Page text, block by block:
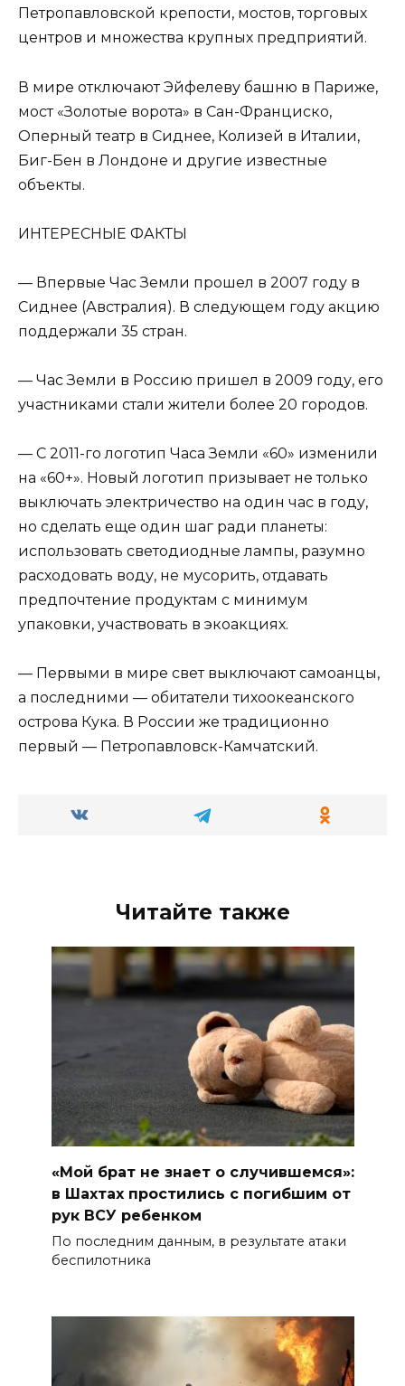
Петропавловской крепости, мостов, торговых
центров и множества крупных предприятий.
В мире отключают Эйфелеву башню в Париже,
мост «Золотые ворота» в Сан-Франциско,
Оперный театр в Сиднее, Колизей в Италии,
Биг-Бен в Лондоне и другие известные
объекты.
ИНТEРEСНЫE ФАКТЫ
— Впервые Час Земли прошел в 2007 году в
Сиднее (Австралия). В следующем году акцию
поддержали 35 стран.
— Час Земли в Россию пришел в 2009 году, его
участниками стали жители более 20 городов.
— С 2011-го логотип Часа Земли «60» изменили
на «60+». Новый логотип призывает не только
выключать электричество на один час в году,
но сделать еще один шаг ради планеты:
использовать светодиодные лампы, разумно
расходовать воду, не мусорить, отдавать
предпочтение продуктам с минимум
упаковки, участвовать в экоакциях.
— Первыми в мире свет выключают самоанцы,
а последними — обитатели тихоокеанского
острова Кука. В России же традиционно
первый — Петропавловск-Камчатский.
Читайте также
«Мой брат не знает о случившемся»:
в Шахтах простились с погибшим от
рук ВСУ ребенком
По последним данным, в результате атаки
беспилотника